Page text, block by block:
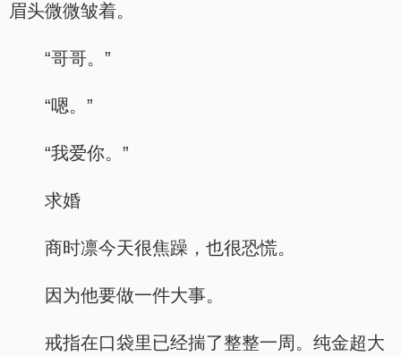
眉头微微皱着。
“哥哥。”
“嗯。”
“我爱你。”
求婚
商时凛今天很焦躁，也很恐慌。
因为他要做一件大事。
戒指在口袋里已经揣了整整一周。纯金超大